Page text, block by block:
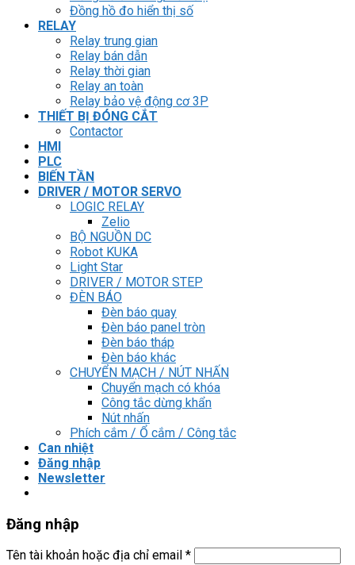
Đồng hồ đo hiển thị số
RELAY
Relay trung gian
Relay bán dẫn
Relay thời gian
Relay an toàn
Relay bảo vệ động cơ 3P
THIẾT BỊ ĐÓNG CẮT
Contactor
HMI
PLC
BIẾN TẦN
DRIVER / MOTOR SERVO
LOGIC RELAY
Zelio
BỘ NGUỒN DC
Robot KUKA
Light Star
DRIVER / MOTOR STEP
ĐÈN BÁO
Đèn báo quay
Đèn báo panel tròn
Đèn báo tháp
Đèn báo khác
CHUYỂN MẠCH / NÚT NHẤN
Chuyển mạch có khóa
Công tắc dừng khẩn
Nút nhấn
Phích cắm / Ổ cắm / Công tắc
Can nhiệt
Đăng nhập
Newsletter
Đăng nhập
Tên tài khoản hoặc địa chỉ email *